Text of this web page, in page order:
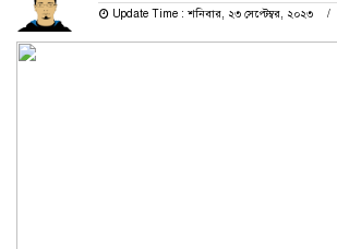
Update Time : শনিবার, ২৩ সেপ্টেম্বর, ২০২৩